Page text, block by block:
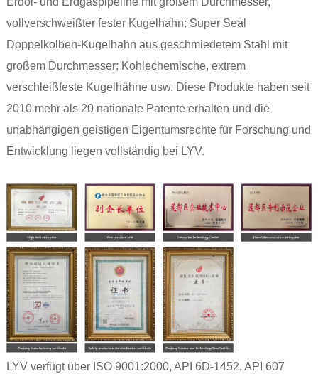
vollverschweißter fester Kugelhahn; Super Seal
Doppelkolben-Kugelhahn aus geschmiedetem Stahl mit
großem Durchmesser; Kohlechemische, extrem
verschleißfeste Kugelhähne usw. Diese Produkte haben seit
2010 mehr als 20 nationale Patente erhalten und die
unabhängigen geistigen Eigentumsrechte für Forschung und
Entwicklung liegen vollständig bei LYV.
LYV verfügt über ISO 9001:2000, API 6D-1452, API 607 ​​